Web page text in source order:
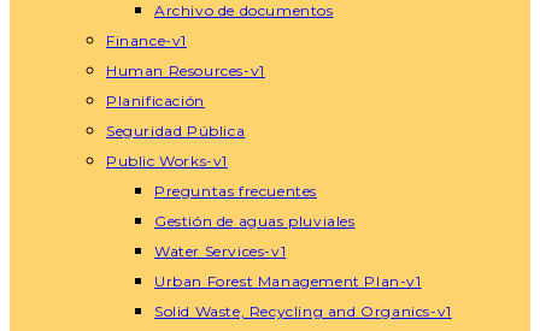
Archivo de documentos
Finance-v1
Human Resources-v1
Planificación
Seguridad Pública
Public Works-v1
Preguntas frecuentes
Gestión de aguas pluviales
Water Services-v1
Urban Forest Management Plan-v1
Solid Waste, Recycling and Organics-v1